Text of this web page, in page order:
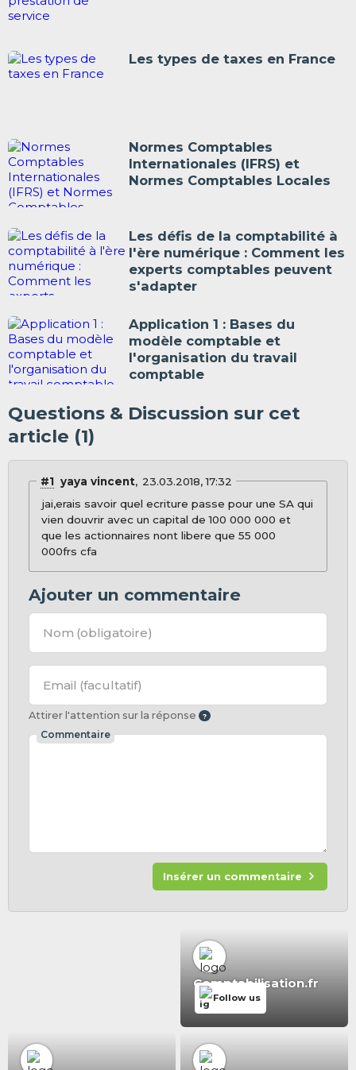
Les types de taxes en France
Normes Comptables
Internationales (IFRS) et
Normes Comptables Locales
Les défis de la comptabilité à
l'ère numérique : Comment les
experts comptables peuvent
s'adapter
Application 1 : Bases du
modèle comptable et
l'organisation du travail
comptable
Questions & Discussion sur cet
article (1)
#1 yaya vincent
23.03.2018, 17:32
jai,erais savoir quel ecriture passe pour une SA qui
vien douvrir avec un capital de 100 000 000 et
que les actionnaires nont libere que 55 000
000frs cfa
Ajouter un commentaire
Nom (obligatoire)
Email (facultatif)
Attirer l'attention sur la réponse
Commentaire
Insérer un commentaire
Comptabilisation.fr
Follow us